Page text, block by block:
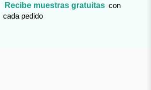
Recibe muestras gratuitas con
cada pedido